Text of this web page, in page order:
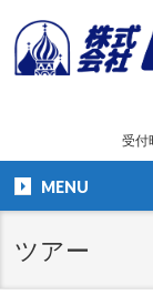
受付
MENU
ツアー